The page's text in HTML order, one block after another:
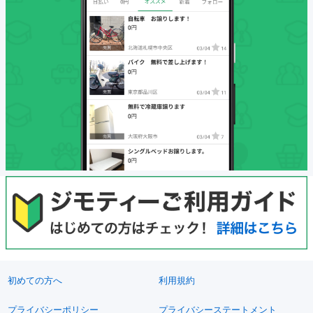
初めての方へ 利用規約
プライバシーポリシー プライバシーステートメント